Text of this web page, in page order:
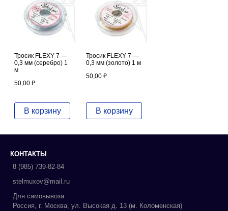
Тросик FLEXY 7 —
0,3 мм (серебро) 1
м
50,00 ₽
В корзину
Тросик FLEXY 7 —
0,3 мм (золото) 1 м
50,00 ₽
В корзину
КОНТАКТЫ
8 (985) 739-82-84
stelmuxov@mail.ru
Для самовывоза:
Россия, г. Москва, ул. Высокая д. 13 (м. Коломенская)